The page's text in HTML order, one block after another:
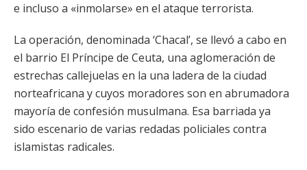
e incluso a «inmolarse» en el ataque terrorista.
La operación, denominada ‘Chacal’, se llevó a cabo en
el barrio El Príncipe de Ceuta, una aglomeración de
estrechas callejuelas en la una ladera de la ciudad
norteafricana y cuyos moradores son en abrumadora
mayoría de confesión musulmana. Esa barriada ya
sido escenario de varias redadas policiales contra
islamistas radicales.